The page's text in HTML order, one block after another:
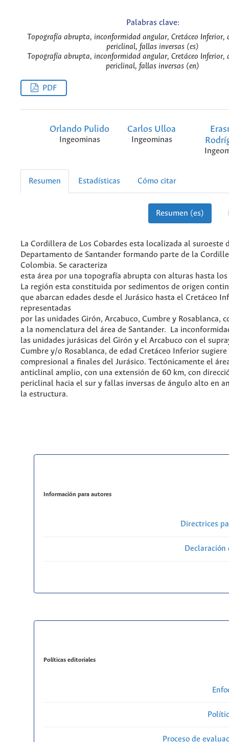
Palabras clave:
Topografía abrupta, inconformidad angular, Cretáceo Inferior,
periclinal, fallas inversas (es)
Topografía abrupta, inconformidad angular, Cretáceo Inferior,
periclinal, fallas inversas (en)
PDF
Orlando Pulido
Ingeominas
Carlos Ulloa
Ingeominas
Resumen Estadísticas Cómo citar
Resumen (es)
La Cordillera de Los Cobardes esta localizada al suroeste
Departamento de Santander formando parte de la
Colombia. Se caracteriza
esta área por una topografía abrupta con alturas hasta
La región esta constituida por sedimentos de origen
que abarcan edades desde el Jurásico hasta el Cretáceo
representadas
por las unidades Girón, Arcabuco, Cumbre y Rosablanca,
a la nomenclatura del área de Santander. La
las unidades jurásicas del Girón y el Arcabuco con el
Cumbre y/o Rosablanca, de edad Cretáceo Inferior
compresional a finales del Jurásico. Tectónicamente el
anticlinal amplio, con una extensión de 60 km, con
periclinal hacia el sur y fallas inversas de ángulo alto en
la estructura.
Información para autores
Directrices
Políticas editoriales
Proceso de